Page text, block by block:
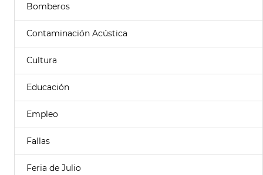
Bomberos
Contaminación Acústica
Cultura
Educación
Empleo
Fallas
Feria de Julio